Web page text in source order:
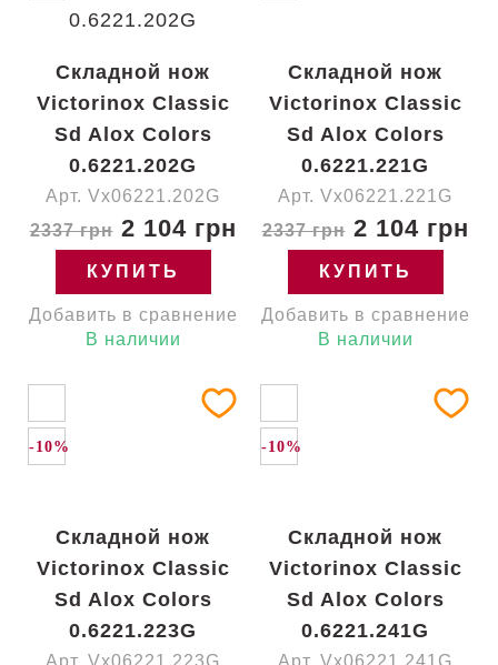
Складной нож
Victorinox Classic
Sd Alox Colors
0.6221.202G
Арт. Vx06221.202G
2337 грн2 104 грн
КУПИТЬ
Добавить в сравнение
В наличии
Складной нож
Victorinox Classic
Sd Alox Colors
0.6221.221G
Арт. Vx06221.221G
2337 грн2 104 грн
КУПИТЬ
Добавить в сравнение
В наличии
-10%
Складной нож
Victorinox Classic
Sd Alox Colors
0.6221.223G
Арт. Vx06221.223G
-10%
Складной нож
Victorinox Classic
Sd Alox Colors
0.6221.241G
Арт. Vx06221.241G